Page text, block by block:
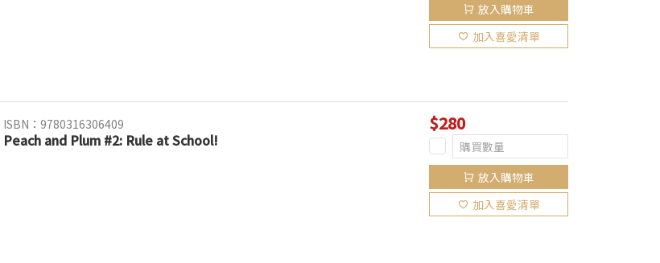
放入購物車
加入喜愛清單
ISBN：9780316306409
Peach and Plum #2: Rule at School!
$280
放入購物車
加入喜愛清單